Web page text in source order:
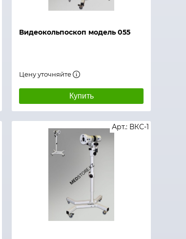
Видеокольпоскоп модель 055
Цену уточняйте
Купить
Арт.: ВКС-1